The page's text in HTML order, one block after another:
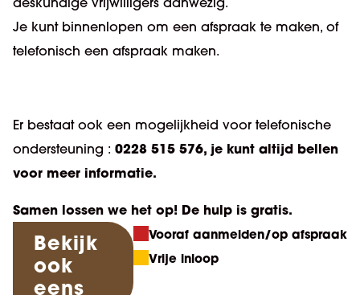
Je kunt binnenlopen om een afspraak te maken, of
telefonisch een afspraak maken.
Er bestaat ook een mogelijkheid voor telefonische
ondersteuning : 0228 515 576, je kunt altijd bellen
voor meer informatie.
Samen lossen we het op! De hulp is gratis.
Bekijk
ook
eens
Vooraf aanmelden/op afspraak
Vrije inloop